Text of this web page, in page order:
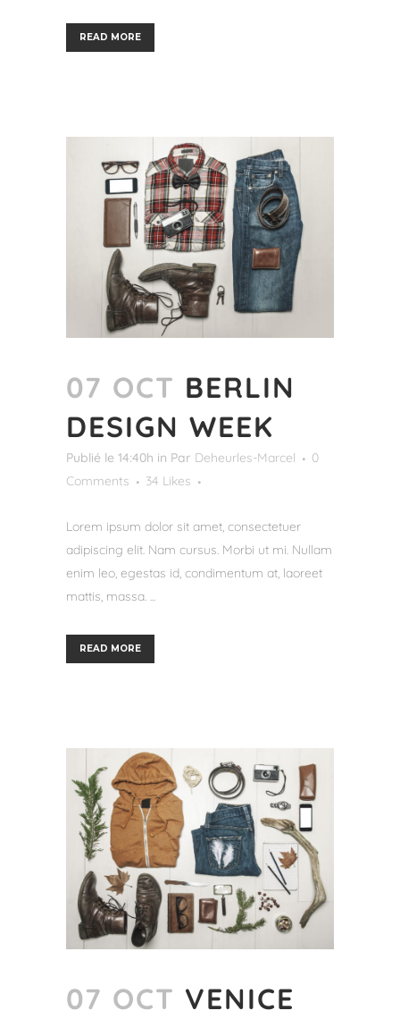
READ MORE
07 OCT BERLIN
DESIGN WEEK
Publié le 14:40h in Par Deheurles-Marcel
0
Comments
34 Likes
Lorem ipsum dolor sit amet, consectetuer
adipiscing elit. Nam cursus. Morbi ut mi. Nullam
enim leo, egestas id, condimentum at, laoreet
mattis, massa. ...
READ MORE
07 OCT VENICE